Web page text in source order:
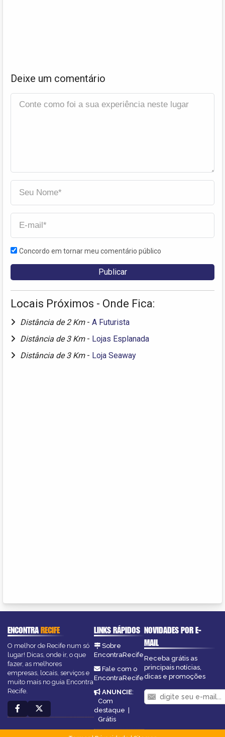
Deixe um comentário
Concordo em tornar meu comentário público
Locais Próximos - Onde Fica:
Distância de 2 Km - A Futurista
Distância de 3 Km - Lojas Esplanada
Distância de 3 Km - Loja Seaway
ENCONTRARECIFE
O melhor de Recife num só
lugar! Dicas, onde ir, o que
fazer, as melhores
empresas, locais, serviços e
muito mais no guia Encontra
Recife.
LINKS RÁPIDOS
Sobre
EncontraRecife
Fale com o
EncontraRecife
ANUNCIE:
Com
destaque |
Grátis
NOVIDADES POR E-
MAIL
Receba grátis as
principais notícias,
dicas e promoções